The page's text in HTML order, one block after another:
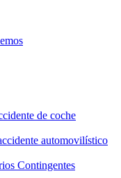
de coche
automovilístico
Contingentes